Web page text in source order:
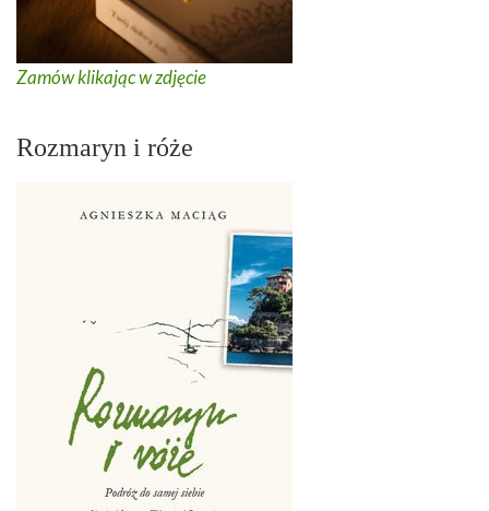
Zamów klikając w zdjęcie
Rozmaryn i róże